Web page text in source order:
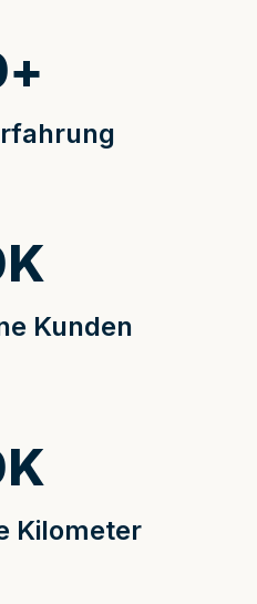
+
Kunden
K
Kilometer
K